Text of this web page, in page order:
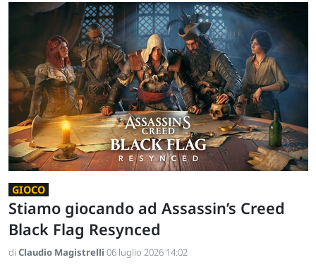
GIOCO
Stiamo giocando ad Assassin’s Creed
Black Flag Resynced
di Claudio Magistrelli 06 luglio 2026 14:02